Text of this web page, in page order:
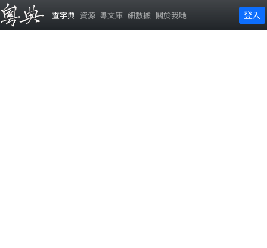
查字典 資源 粵文庫 細數據 關於我哋 登入